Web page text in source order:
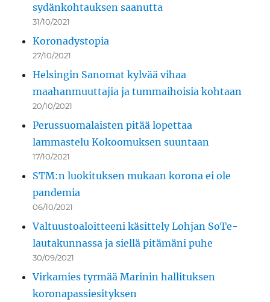
sydänkohtauksen saanutta
31/10/2021
Koronadystopia
27/10/2021
Helsingin Sanomat kylvää vihaa
maahanmuuttajia ja tummaihoisia kohtaan
20/10/2021
Perussuomalaisten pitää lopettaa
lammastelu Kokoomuksen suuntaan
17/10/2021
STM:n luokituksen mukaan korona ei ole
pandemia
06/10/2021
Valtuustoaloitteeni käsittely Lohjan SoTe-
lautakunnassa ja siellä pitämäni puhe
30/09/2021
Virkamies tyrmää Marinin hallituksen
koronapassiesityksen